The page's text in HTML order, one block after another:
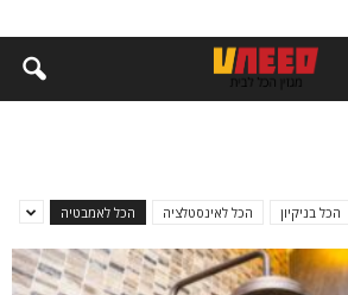
הכל בניקיון הכל לאינסטלציה הכל לאמבטיה